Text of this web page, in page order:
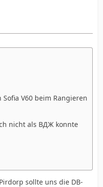
V60 beim Rangieren
nicht als BДЖ konnte
sollte uns die DB-